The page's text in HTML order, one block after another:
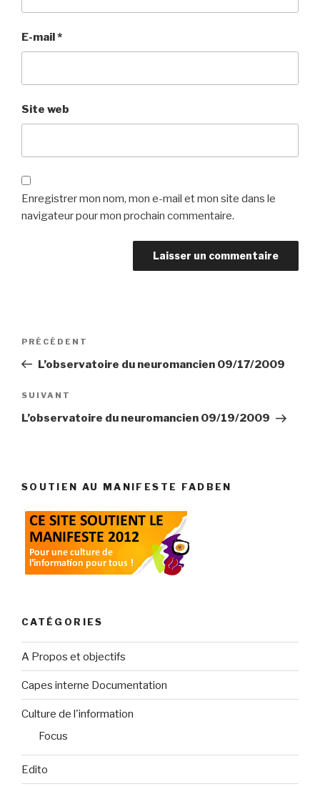
E-mail*
Site web
Enregistrer mon nom, mon e-mail et mon site dans le
navigateur pour mon prochain commentaire.
Navigation
l’article
Article
précédent
PRÉCÉDENT
L’observatoire du neuromancien 09/17/2009
Article
suivant
SUIVANT
L’observatoire du neuromancien 09/19/2009
SOUTIEN AU MANIFESTE FADBEN
CATÉGORIES
A Propos et objectifs
Capes interne Documentation
Culture de l'information
Focus
Edito